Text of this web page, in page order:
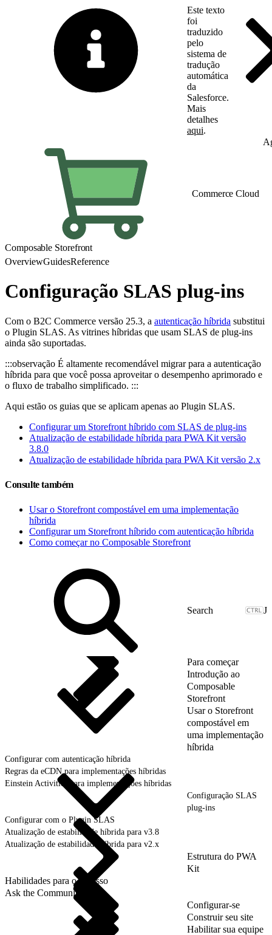
Este texto
foi
traduzido
pelo
sistema de
tradução
automática
da
Salesforce.
Mais
detalhes
aqui.
Commerce Cloud
Composable Storefront
OverviewGuidesReference
Configuração SLAS plug-ins
Com o B2C Commerce versão 25.3, a autenticação híbrida substitui
o Plugin SLAS. As vitrines híbridas que usam SLAS de plug-ins
ainda são suportadas.
:::observação É altamente recomendável migrar para a autenticação
híbrida para que você possa aproveitar o desempenho aprimorado e
o fluxo de trabalho simplificado. :::
Aqui estão os guias que se aplicam apenas ao Plugin SLAS.
Configurar um Storefront híbrido com SLAS de plug-ins
Atualização de estabilidade híbrida para PWA Kit versão
3.8.0
Atualização de estabilidade híbrida para PWA Kit versão 2.x
Consulte também
Usar o Storefront compostável em uma implementação
híbrida
Configurar um Storefront híbrido com autenticação híbrida
Como começar no Composable Storefront
J
Para começar
Introdução ao
Composable
Storefront
Usar o Storefront
compostável em
uma implementação
híbrida
Configurar com autenticação híbrida
Regras da eCDN para implementações híbridas
Einstein Activities para implementações híbridas
Configuração SLAS
plug-ins
Configurar com o Plugin SLAS
Atualização de estabilidade híbrida para v3.8
Atualização de estabilidade híbrida para v2.x
Estrutura do PWA
Kit
Habilidades para o sucesso
Ask the Community
Configurar-se
Construir seu site
Habilitar sua equipe